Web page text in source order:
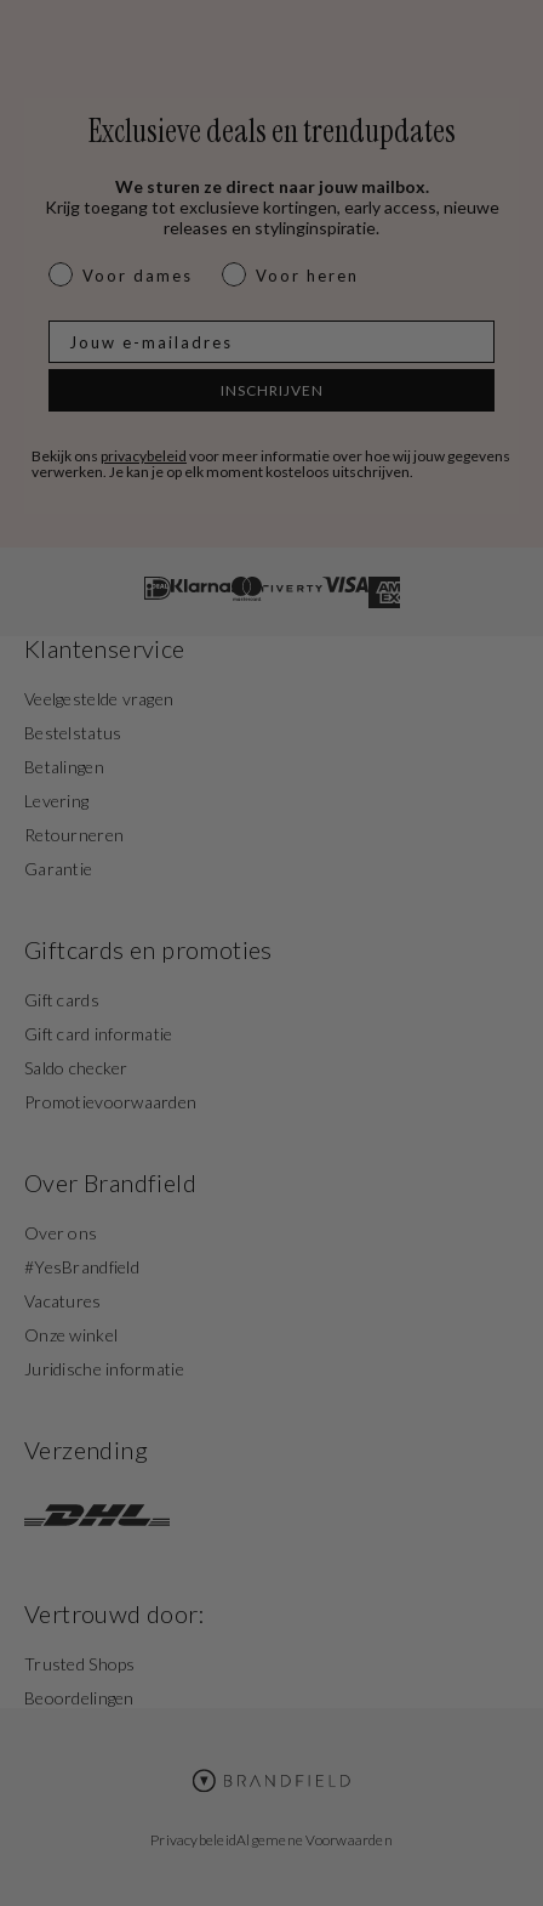
Exclusieve deals en trendupdates
We sturen ze direct naar jouw mailbox.
Krijg toegang tot exclusieve kortingen, early access, nieuwe
releases en stylinginspiratie.
dames & heren
Voor dames Voor heren
INSCHRIJVEN
Bekijk ons privacybeleid voor meer informatie over hoe wij jouw gegevens
verwerken. Je kan je op elk moment kosteloos uitschrijven.
Klantenservice
Veelgestelde vragen
Bestelstatus
Betalingen
Levering
Retourneren
Garantie
Giftcards en promoties
Gift cards
Gift card informatie
Saldo checker
Promotievoorwaarden
Over Brandfield
Over ons
#YesBrandfield
Vacatures
Onze winkel
Juridische informatie
Verzending
Vertrouwd door:
Trusted Shops
Beoordelingen
PrivacybeleidAlgemene Voorwaarden